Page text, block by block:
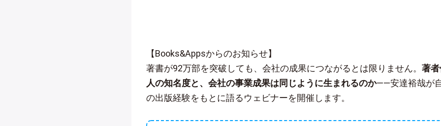
【Books&Appsからのお知らせ】
著書が92万部を突破しても、会社の成果につながるとは限りません。 著
人の知名度と、会社の事業成果は同じように生まれるのか——安達裕哉が
の出版経験をもとに語るウェビナーを開催します。